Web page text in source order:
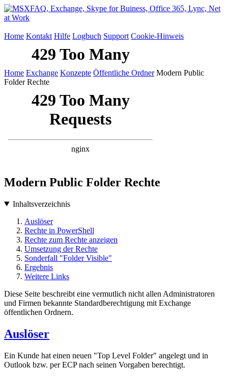
Home Kontakt Hilfe Logbuch Support Cookie-Hinweis
Home Exchange Konzepte Öffentliche OrdnerModern Public
Folder Rechte
Modern Public Folder Rechte
Inhaltsverzeichnis
Auslöser
Rechte in PowerShell
Rechte zum Rechte anzeigen
Umsetzung der Rechte
Sonderfall "Folder Visible"
Ergebnis
Weitere Links
Diese Seite beschreibt eine vermutlich nicht allen Administratoren
und Firmen bekannte Standardberechtigung mit Exchange
öffentlichen Ordnern.
Auslöser
Ein Kunde hat einen neuen "Top Level Folder" angelegt und in
Outlook bzw. per ECP nach seinen Vorgaben berechtigt.